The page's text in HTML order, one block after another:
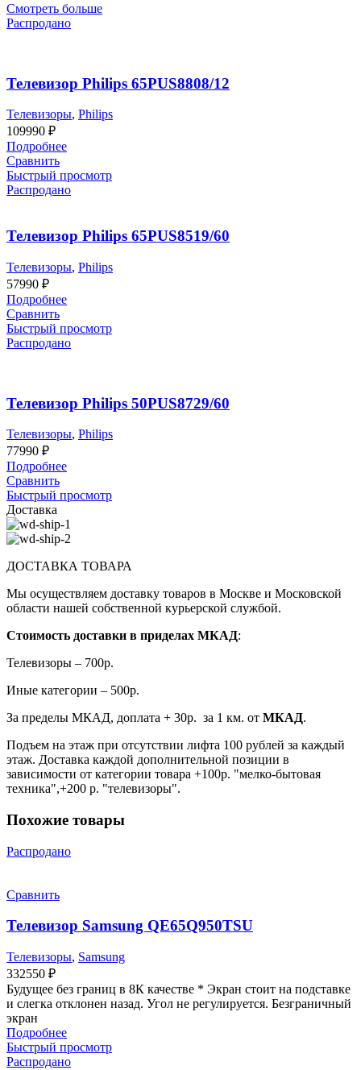
Смотреть больше
Распродано
Телевизор Philips 65PUS8808/12
Телевизоры, Philips
109990 ₽
Подробнее
Сравнить
Быстрый просмотр
Распродано
Телевизор Philips 65PUS8519/60
Телевизоры, Philips
57990 ₽
Подробнее
Сравнить
Быстрый просмотр
Распродано
Телевизор Philips 50PUS8729/60
Телевизоры, Philips
77990 ₽
Подробнее
Сравнить
Быстрый просмотр
Доставка
ДОСТАВКА ТОВАРА
Мы осуществляем доставку товаров в Москве и Московской
области нашей собственной курьерской службой.
Стоимость доставки в приделах МКАД:
Телевизоры – 700р.
Иные категории – 500р.
За пределы МКАД, доплата + 30р. за 1 км. от МКАД.
Подъем на этаж при отсутствии лифта 100 рублей за каждый
этаж. Доставка каждой дополнительной позиции в
зависимости от категории товара +100р. "мелко-бытовая
техника",+200 р. "телевизоры".
Похожие товары
Распродано
Сравнить
Телевизор Samsung QE65Q950TSU
Телевизоры, Samsung
332550 ₽
Будущее без границ в 8К качестве * Экран стоит на подставке
и слегка отклонен назад. Угол не регулируется. Безграничный
экран
Подробнее
Быстрый просмотр
Распродано